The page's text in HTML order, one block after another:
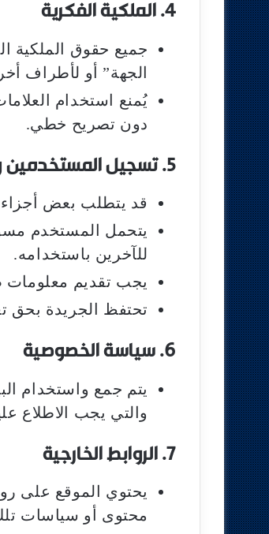
4. الملكية الفكرية
جميع حقوق الملكية
الجهة” أو لأطراف
يُمنع استخدام
دون تصريح خطي.
5. تسجيل المستخدمين وحسابات الاشتراك
قد يتطلب بعض
يتحمل المستخدم
للآخرين باستخدامه.
يجب تقديم معلومات
تحتفظ الجريدة بحق
6. سياسة الخصوصية
يتم جمع واستخدام
والتي يجب الاطلاع
7. الروابط الخارجية
يحتوي الموقع على
محتوى أو سياسات